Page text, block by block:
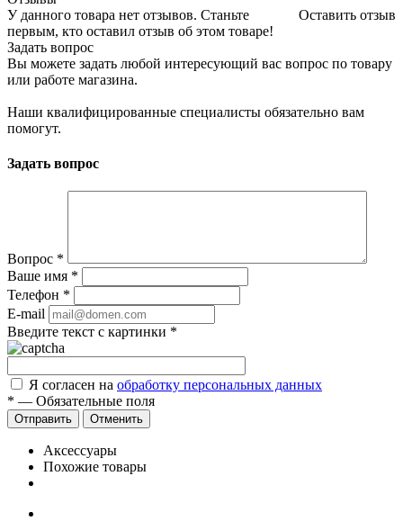
Оставить отзыв
У данного товара нет отзывов. Станьте
первым, кто оставил отзыв об этом товаре!
Задать вопрос
Вы можете задать любой интересующий вас вопрос по товару
или работе магазина.
Наши квалифицированные специалисты обязательно вам
помогут.
Задать вопрос
Вопрос *
Ваше имя *
Телефон *
E-mail
Введите текст с картинки *
Я согласен на обработку персональных данных
* — Обязательные поля
Отправить Отменить
Аксессуары
Похожие товары